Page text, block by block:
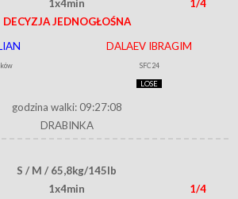
1x4min
1/4
DECYZJA JEDNOGŁOŚNA
DALAEV IBRAGIM
SFC24
LOSE
godzina walki: 09:27:08
DRABINKA
S / M / 65,8kg/145lb
1x4min
1/4